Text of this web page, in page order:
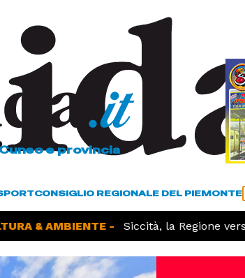
e provincia
CONSIGLIO REGIONALE DEL PIEMONTE
& AMBIENTE - Siccità, la Regione